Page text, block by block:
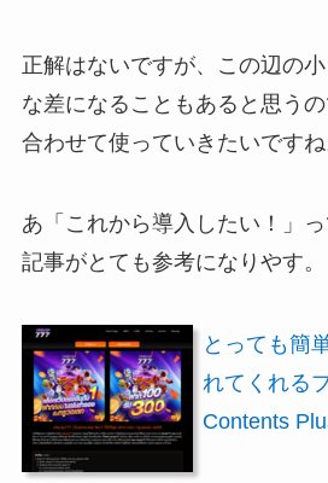
正解はないですが、この辺の
な差になることもあると思う
合わせて使っていきたいですね
あ「これから導入したい！」
記事がとても参考になりやす。
とっても簡
れてくれる
Contents